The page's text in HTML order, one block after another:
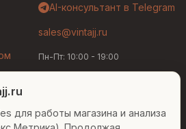
AI-консультант в Telegram
sales@vintajj.ru
Пн-Пт: 10:00 - 19:00
конфиденциальности
для работы магазина и анализа
персональный
Чем могу помочь?